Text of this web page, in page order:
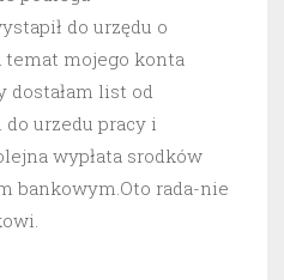
do urzędu o
temat mojego konta
dostałam list od
do urzedu pracy i
wypłata srodków
bankowym.Oto rada-nie